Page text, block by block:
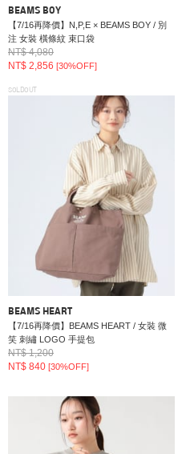
BEAMS BOY
【7/16再降價】N,P,E × BEAMS BOY / 別
注 女裝 橫條紋 束口袋
NT$ 4,080
NT$ 2,856 [30%OFF]
SOLDOUT
BEAMS HEART
【7/16再降價】BEAMS HEART / 女裝 微
笑 刺繡 LOGO 手提包
NT$ 1,200
NT$ 840 [30%OFF]